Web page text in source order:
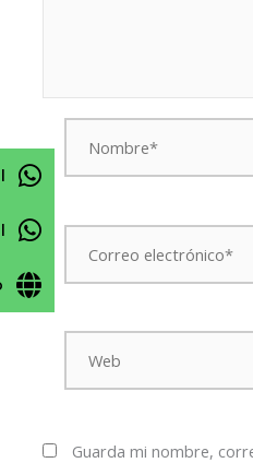
Nombre*
Correo
electrónico*
Web
Guarda mi nombre,